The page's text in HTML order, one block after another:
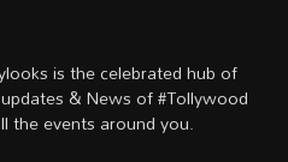
is the celebrated hub of
& News of #Tollywood
the events around you.